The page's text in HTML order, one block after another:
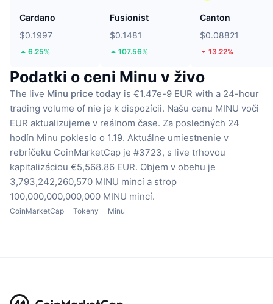
Cardano
$0.1997
6.25%
Fusionist
$0.1481
107.56%
Canton
$0.08821
13.22%
Podatki o ceni Minu v živo
The live Minu price today is €1.47e-9 EUR with a 24-hour
trading volume of nie je k dispozícii. Našu cenu MINU voči
EUR aktualizujeme v reálnom čase. Za posledných 24
hodín Minu pokleslo o 1.19. Aktuálne umiestnenie v
rebríčeku CoinMarketCap je #3723, s live trhovou
kapitalizáciou €5,568.86 EUR. Objem v obehu je
3,793,242,260,570 MINU mincí a strop
100,000,000,000,000 MINU mincí.
CoinMarketCap Tokeny Minu